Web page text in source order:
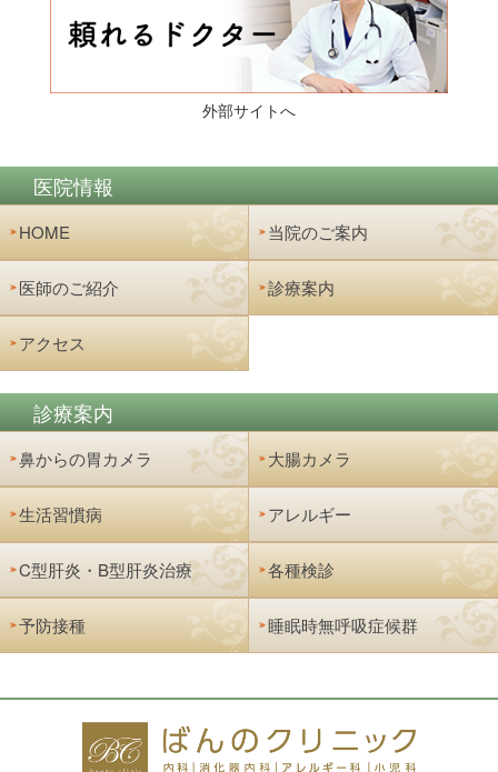
外部サイトへ
医院情報
HOME 当院のご案内
医師のご紹介 診療案内
アクセス
診療案内
鼻からの胃カメラ 大腸カメラ
生活習慣病 アレルギー
C型肝炎・B型肝炎治療 各種検診
予防接種 睡眠時無呼吸症候群